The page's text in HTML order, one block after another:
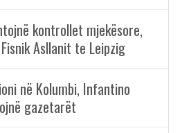
kontrollet mjekësore,
Asllanit te Leipzig
në Kolumbi, Infantino
gazetarët